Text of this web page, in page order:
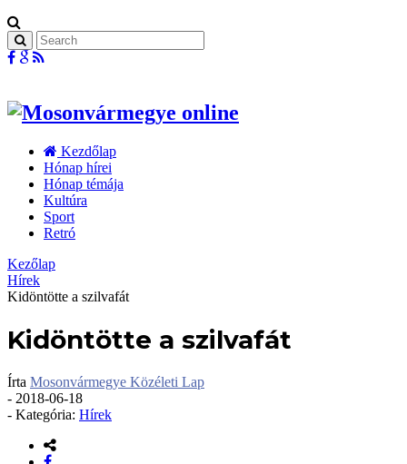
Kezdőlap
Hónap hírei
Hónap témája
Kultúra
Sport
Retró
Kezőlap
Hírek
Kidöntötte a szilvafát
Kidöntötte a szilvafát
Írta Mosonvármegye Közéleti Lap
- 2018-06-18
- Kategória: Hírek